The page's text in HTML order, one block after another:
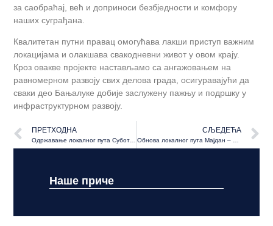
за саобраћај, већ и доприноси безбједности и комфору
наших суграђана.
Квалитетан путни правац омогућава лакши приступ важним
локацијама и олакшава свакодневни живот у овом крају.
Кроз овакве пројекте настављамо са ангажовањем на
равномерном развоју свих делова града, осигуравајући да
сваки део Бањалуке добије заслужену пажњу и подршку у
инфраструктурном развоју.
ПРЕТХОДНА СЉЕДЕЋА
Наше приче